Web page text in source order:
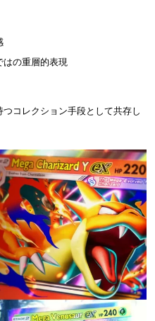
の重層的表現
コレクション手段として共存し